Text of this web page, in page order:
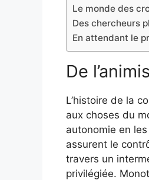
Le monde des
Des chercheurs
En attendant le
De
L’histoire de la
aux choses du
autonomie en
assurent le
travers un
privilégiée.